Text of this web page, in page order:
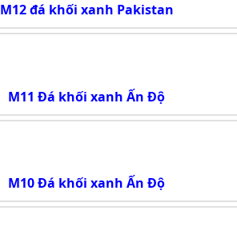
M12 đá khối xanh Pakistan
M11 Đá khối xanh Ấn Độ
M10 Đá khối xanh Ấn Độ